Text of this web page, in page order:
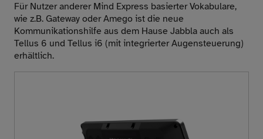
Für Nutzer anderer Mind Express basierter Vokabulare,
wie z.B. Gateway oder Amego ist die neue
Kommunikationshilfe aus dem Hause Jabbla auch als
Tellus 6 und Tellus i6 (mit integrierter Augensteuerung)
erhältlich.